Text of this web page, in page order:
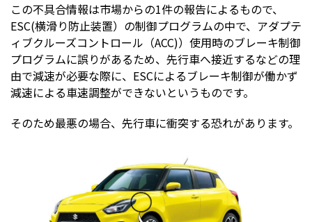
この不具合情報は市場からの1件の報告によるもので、
ESC(横滑り防止装置）の制御プログラムの中で、アダプテ
ィブクルーズコントロール（ACC)）使用時のブレーキ制御
プログラムに誤りがあるため、先行車へ接近するなどの理
由で減速が必要な際に、ESCによるブレーキ制御が働かず
減速による車速調整ができないというものです。
そのため最悪の場合、先行車に衝突する恐れがあります。